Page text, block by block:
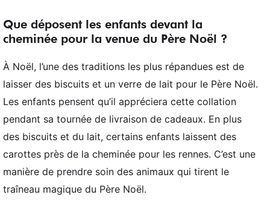
Que déposent les enfants devant la
cheminée pour la venue du Père Noël ?
À Noël, l’une des traditions les plus répandues est de
laisser des biscuits et un verre de lait pour le Père Noël.
Les enfants pensent qu’il appréciera cette collation
pendant sa tournée de livraison de cadeaux. En plus
des biscuits et du lait, certains enfants laissent des
carottes près de la cheminée pour les rennes. C’est une
manière de prendre soin des animaux qui tirent le
traîneau magique du Père Noël.